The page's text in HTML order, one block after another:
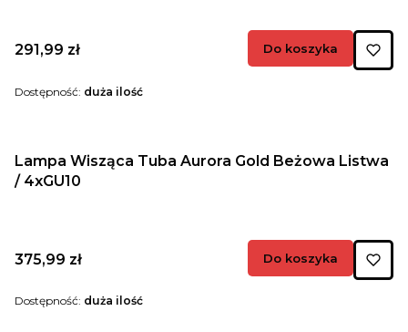
Cena
291,99 zł Do koszyka
Dostępność: duża ilość
Lampa Wisząca Tuba Aurora Gold Beżowa Listwa
/ 4xGU10
Cena
375,99 zł Do koszyka
Dostępność: duża ilość